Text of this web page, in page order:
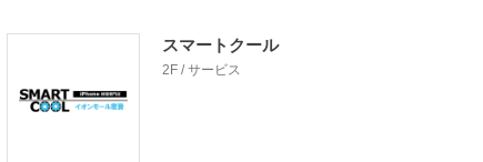
スマートクール
2F / サービス